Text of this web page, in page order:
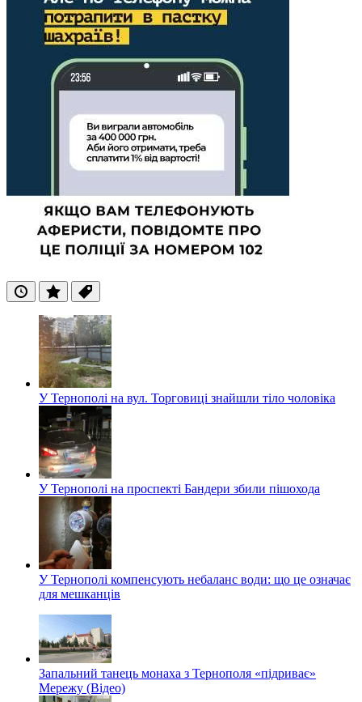
ОстанніПопулярні
Теги
У Тернополі на вул. Торговиці знайшли тіло чоловіка
У Тернополі на проспекті Бандери збили пішохода
У Тернополі компенсують небаланс води: що це означає
для мешканців
Запальний танець монаха з Тернополя «підриває»
Мережу (Відео)